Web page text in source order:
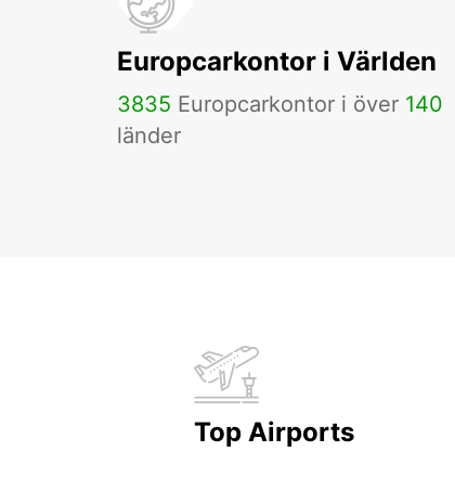
Europcarkontor i Världen
3835 Europcarkontor i över 140
länder
Top Airports